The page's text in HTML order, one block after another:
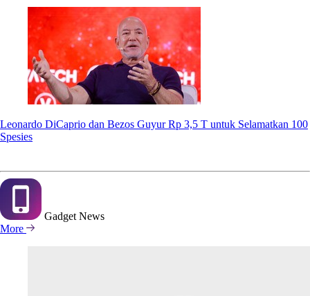
Leonardo DiCaprio dan Bezos Guyur Rp 3,5 T untuk Selamatkan 100
Spesies
Gadget News
More